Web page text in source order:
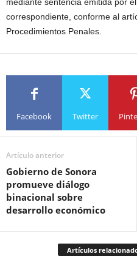
correspondiente, conforme al
Procedimientos Penales.
Facebook Twitter
Artículo anterior
Gobierno de Sonora
promueve diálogo
binacional sobre
desarrollo económico
Artículos